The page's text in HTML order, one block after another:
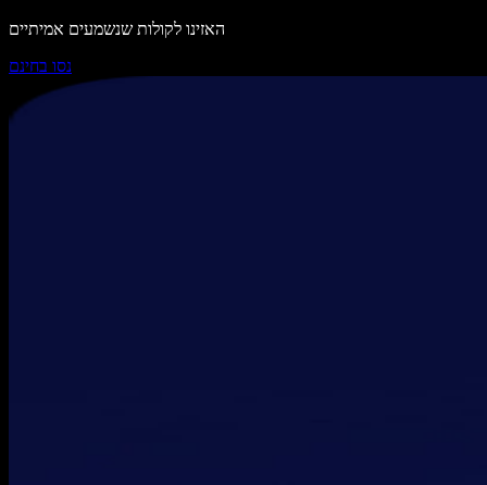
האזינו לקולות שנשמעים אמיתיים
נסו בחינם